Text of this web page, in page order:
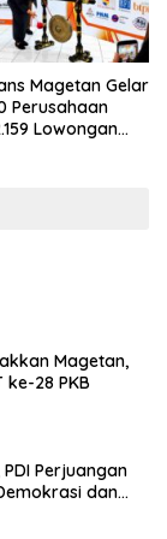
Magetan Gelar
Perusahaan
Lowongan
Magetan,
ke-28 PKB
Perjuangan
dan